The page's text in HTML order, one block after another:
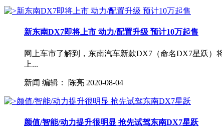
新东南DX7即将上市 动力/配置升级 预计10万起售
网上车市了解到，东南汽车新款DX7（命名DX7星跃
上...
新闻 编辑： 陈亮 2020-08-04
颜值/智能/动力提升很明显 抢先试驾东南DX7星跃